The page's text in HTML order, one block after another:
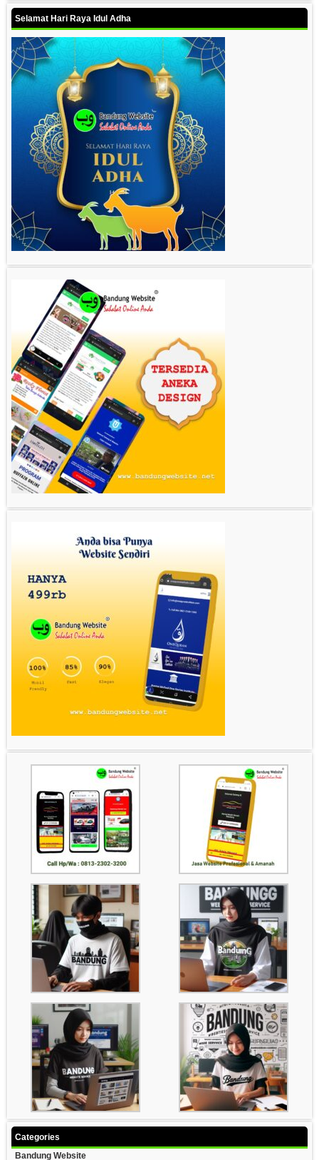
Selamat Hari Raya Idul Adha
Categories
Bandung Website